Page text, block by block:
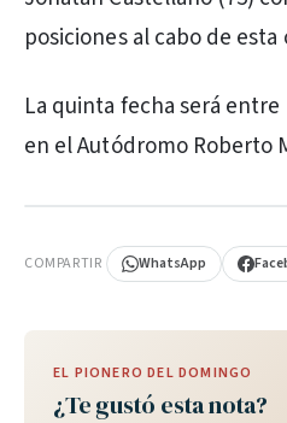
posiciones al cabo de
La quinta fecha será entre
en el Autódromo Roberto
COMPARTIR WhatsApp
EL PIONERO DEL DOMINGO
¿Te gustó esta nota?